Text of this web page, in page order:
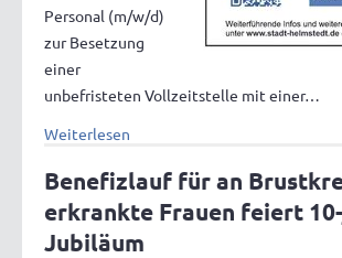
Personal (m/w/d)
zur Besetzung
einer
unbefristeten Vollzeitstelle mit einer…
Weiterlesen
Benefizlauf für an
erkrankte Frauen feiert
Jubiläum